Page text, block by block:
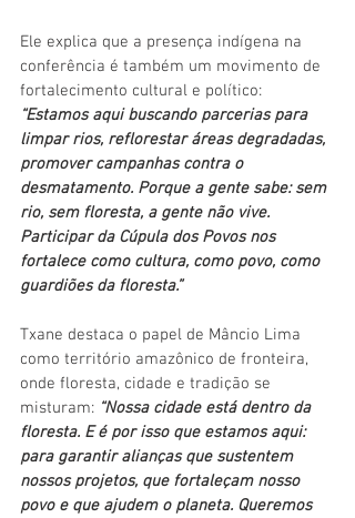
Ele explica que a presença indígena na
conferência é também um movimento de
fortalecimento cultural e político:
“Estamos aqui buscando parcerias para
limpar rios, reflorestar áreas degradadas,
promover campanhas contra o
desmatamento. Porque a gente sabe: sem
rio, sem floresta, a gente não vive.
Participar da Cúpula dos Povos nos
fortalece como cultura, como povo, como
guardiões da floresta.”
Txane destaca o papel de Mâncio Lima
como território amazônico de fronteira,
onde floresta, cidade e tradição se
misturam: “Nossa cidade está dentro da
floresta. E é por isso que estamos aqui:
para garantir alianças que sustentem
nossos projetos, que fortaleçam nosso
povo e que ajudem o planeta. Queremos